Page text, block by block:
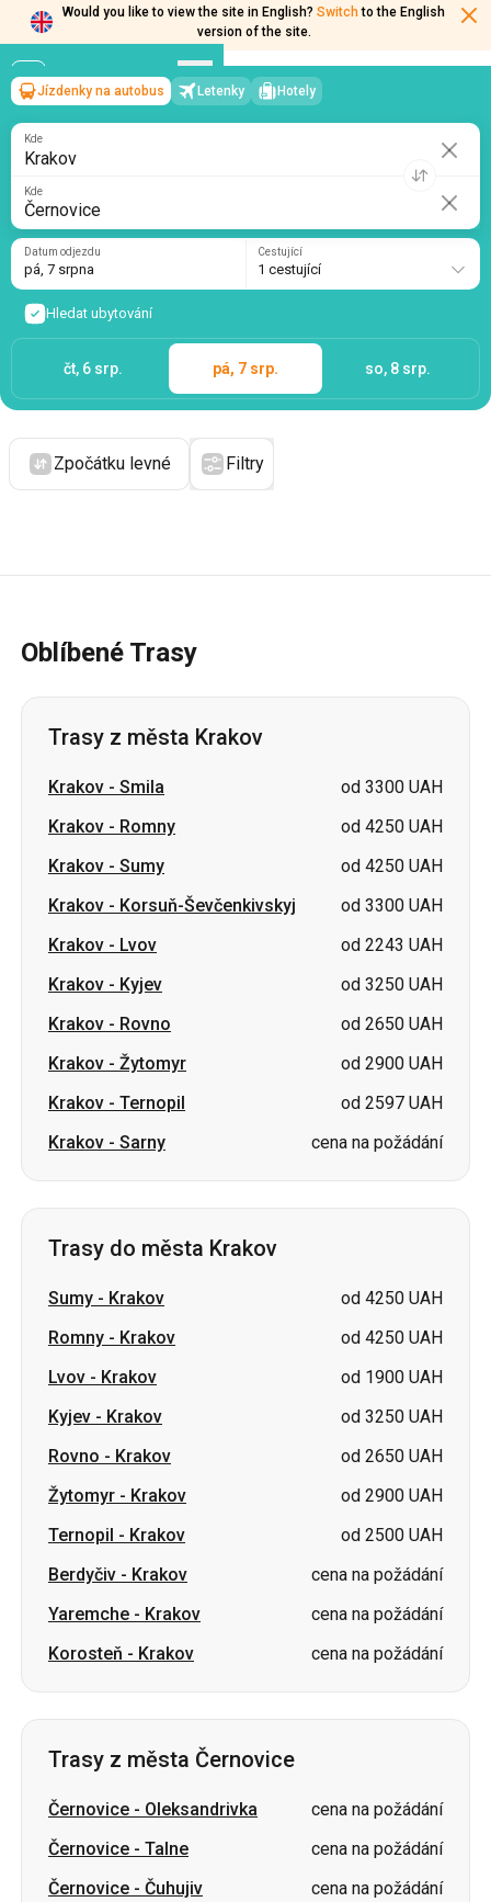
Would you like to view the site in English? Switch to the English
version of the site.
Krakov→Černovice
pá, 7 srpna/1 cestující
Jízdenky na autobus Letenky Hotely
Kde
Kde
Datum odjezdu
pá, 7 srpna
Cestující
1 cestující
Hledat ubytování
čt, 6 srp. pá, 7 srp. so, 8 srp.
Zpočátku levné Filtry
Oblíbené Trasy
Trasy z města Krakov
Krakov - Smila
od 3300 UAH
Krakov - Romny
od 4250 UAH
Krakov - Sumy
od 4250 UAH
Krakov - Korsuň-Ševčenkivskyj
od 3300 UAH
Krakov - Lvov
od 2243 UAH
Krakov - Kyjev
od 3250 UAH
Krakov - Rovno
od 2650 UAH
Krakov - Žytomyr
od 2900 UAH
Krakov - Ternopil
od 2597 UAH
Krakov - Sarny cena na požádání
Trasy do města Krakov
Sumy - Krakov
od 4250 UAH
Romny - Krakov
od 4250 UAH
Lvov - Krakov
od 1900 UAH
Kyjev - Krakov
od 3250 UAH
Rovno - Krakov
od 2650 UAH
Žytomyr - Krakov
od 2900 UAH
Ternopil - Krakov
od 2500 UAH
Berdyčiv - Krakov
cena na požádání
Yaremche - Krakov
cena na požádání
Korosteň - Krakov cena na požádání
Trasy z města Černovice
Černovice - Oleksandrivka
cena na požádání
Černovice - Talne
cena na požádání
Černovice - Čuhujiv
cena na požádání